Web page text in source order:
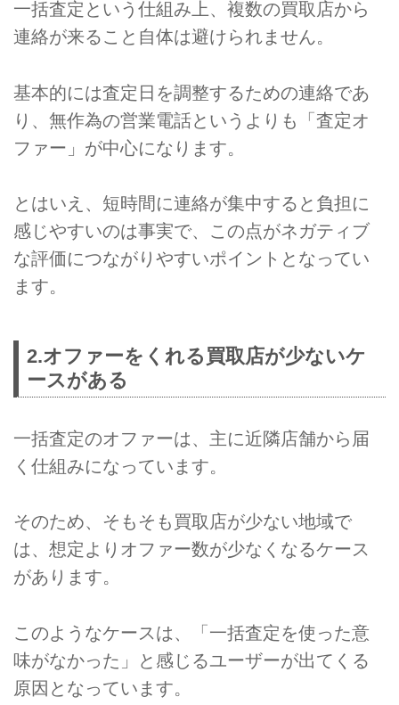
一括査定という仕組み上、複数の買取店から
連絡が来ること自体は避けられません。
基本的には査定日を調整するための連絡であ
り、無作為の営業電話というよりも「査定オ
ファー」が中心になります。
とはいえ、短時間に連絡が集中すると負担に
感じやすいのは事実で、この点がネガティブ
な評価につながりやすいポイントとなってい
ます。
2.オファーをくれる買取店が少ないケ
ースがある
一括査定のオファーは、主に近隣店舗から届
く仕組みになっています。
そのため、そもそも買取店が少ない地域で
は、想定よりオファー数が少なくなるケース
があります。
このようなケースは、「一括査定を使った意
味がなかった」と感じるユーザーが出てくる
原因となっています。